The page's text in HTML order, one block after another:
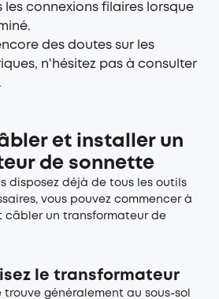
les connexions filaires lorsque
des doutes sur les
n'hésitez pas à consulter
et installer un
de sonnette
disposez déjà de tous les outils
vous pouvez commencer à
câbler un transformateur de
le transformateur
trouve généralement au sous-sol